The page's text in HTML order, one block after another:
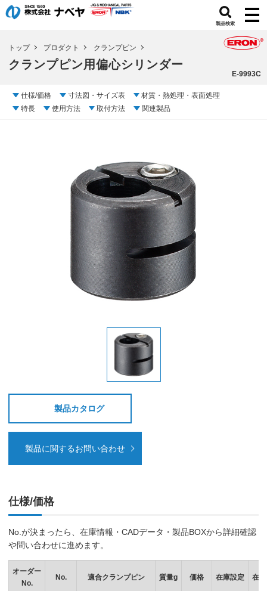
製品検索
トップ プロダクト クランプピン
クランプピン用偏心シリンダー
E-9993C
仕様/価格 寸法図・サイズ表
材質・熱処理・表面処理
特長
使用方法 取付方法 関連製品
製品カタログ
製品に関するお問い合わせ
仕様/価格
No.が決まったら、在庫情報・CADデータ・製品BOXから詳細確認
や問い合わせに進めます。
オーダー
No.
No. 適合クランプピン 質量g 価格 在庫設定 在